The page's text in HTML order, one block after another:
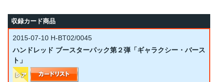
収録カード商品
2015-07-10 H-BT02/0045
ハンドレッド ブースターパック第２弾「ギャラクシー・バース
ト」